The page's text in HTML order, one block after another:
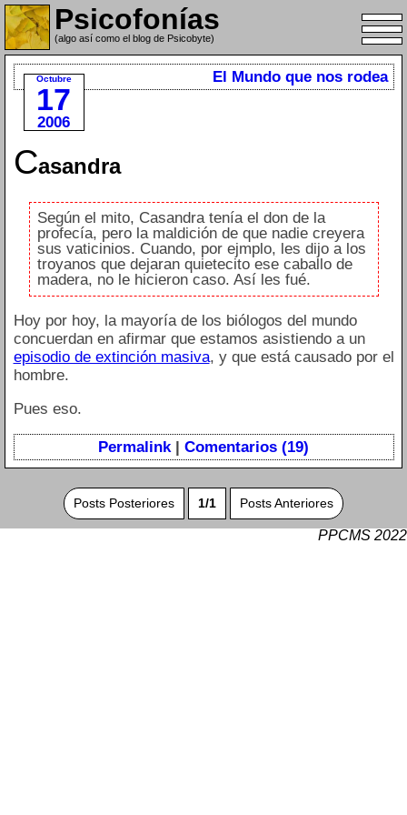
Psicofonías
(algo así como el blog de Psicobyte)
Octubre
17
2006
El Mundo que nos rodea
Casandra
Según el mito, Casandra tenía el don de la
profecía, pero la maldición de que nadie creyera
sus vaticinios. Cuando, por ejmplo, les dijo a los
troyanos que dejaran quietecito ese caballo de
madera, no le hicieron caso. Así les fué.
Hoy por hoy, la mayoría de los biólogos del mundo
concuerdan en afirmar que estamos asistiendo a un
episodio de extinción masiva, y que está causado por el
hombre.
Pues eso.
Permalink | Comentarios (19)
Posts Posteriores 1/1 Posts Anteriores
PPCMS 2022